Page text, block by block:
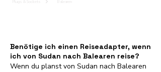
Benötige ich einen Reiseadapter, wenn
ich von Sudan nach Balearen reise?
Wenn du planst von Sudan nach Balearen